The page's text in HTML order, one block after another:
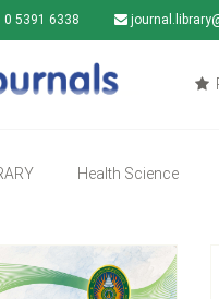
5391 6338
Health Science